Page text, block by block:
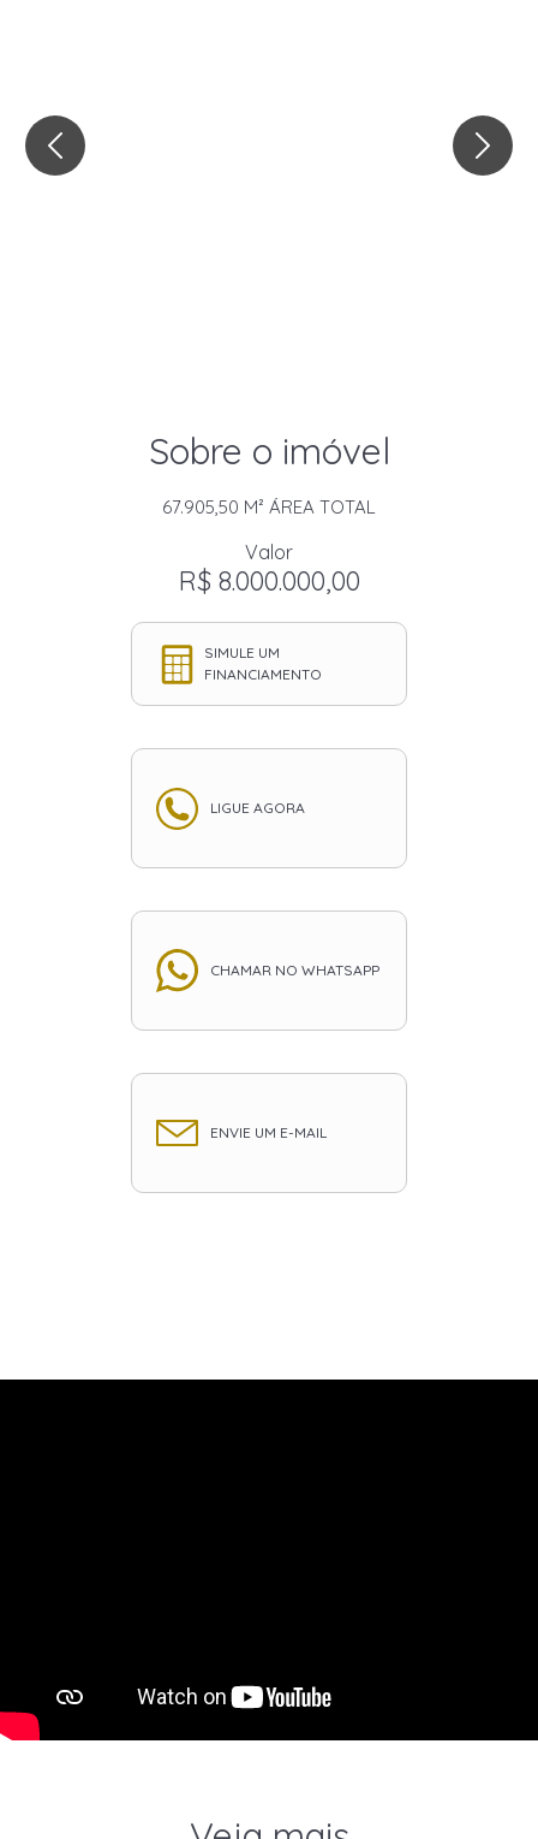
Sobre o imóvel
67.905,50 M² ÁREA TOTAL
Valor
R$ 8.000.000,00
SIMULE UM
FINANCIAMENTO
LIGUE AGORA
CHAMAR NO WHATSAPP
ENVIE UM E-MAIL